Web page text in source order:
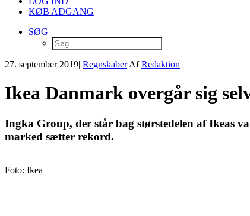
KØB ADGANG
SØG
27. september 2019| Regnskaber|AfRedaktion
Ikea Danmark overgår sig
Ingka Group, der står bag størstedelen af Ikeas
marked sætter rekord.
Foto: Ikea